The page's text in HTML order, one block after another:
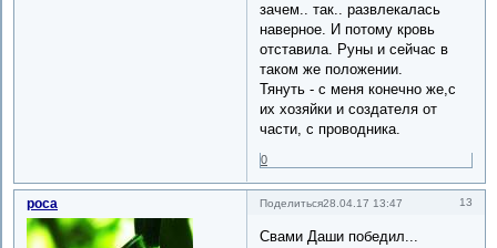
зачем.. так.. развлекалась
наверное. И потому кровь
отставила. Руны и сейчас в
таком же положении.
Тянуть - с меня конечно же,с
их хозяйки и создателя от
части, с проводника.
0
Поделиться 13
28.04.17 13:47
роса
Свами Даши победил...